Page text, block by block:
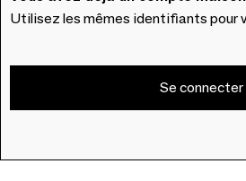
Utilisez les mêmes identifiants pour
Se connecter